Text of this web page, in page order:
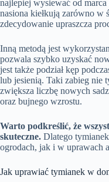
najlepiej wysiewać od
nasiona kiełkują zarówno
zdecydowanie upraszcza
Inną metodą jest
pozwala szybko uzyskać
jest także podział kęp
lub jesienią. Taki zabieg nie
zwiększa liczbę nowych
oraz bujnego wzrostu.
Warto podkreślić, że
skuteczne. Dlatego
ogrodach, jak i w uprawach
Jak uprawiać tymianek w